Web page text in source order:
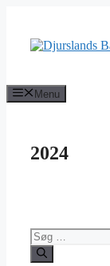
indhold
Menu
2024
Søg
efter: